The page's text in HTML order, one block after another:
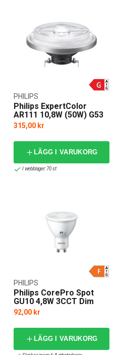
Philips ExpertColor
AR111 10,8W (50W) G53
PHILIPS
315,00 kr
LÄGG I VARUKORG
I webblager: 70 st
Philips CorePro Spot
GU10 4,8W 3CCT Dim
PHILIPS
92,00 kr
LÄGG I VARUKORG